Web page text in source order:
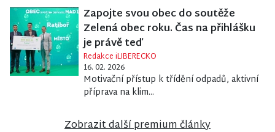
Zapojte svou obec do soutěže
Zelená obec roku. Čas na přihlášku
je právě teď
Redakce iLIBERECKO
16. 02. 2026
Motivační přístup k třídění odpadů, aktivní
příprava na klim...
Zobrazit další premium články